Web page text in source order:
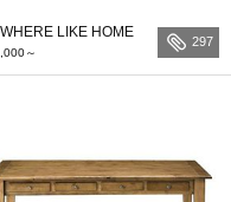
LIKE HOME
～
297